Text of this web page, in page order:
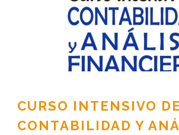
CURSO INTENSIVO DE
CONTABILIDAD Y